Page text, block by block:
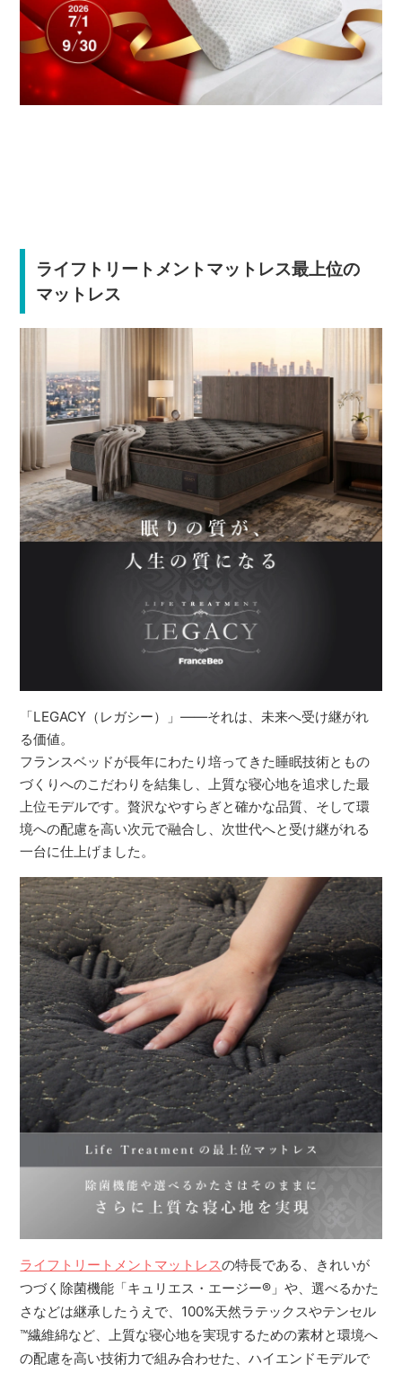
ライフトリートメントマットレス最上位の
マットレス
「LEGACY（レガシー）」――それは、未来へ受け継がれ
る価値。
フランスベッドが長年にわたり培ってきた睡眠技術ともの
づくりへのこだわりを結集し、上質な寝心地を追求した最
上位モデルです。贅沢なやすらぎと確かな品質、そして環
境への配慮を高い次元で融合し、次世代へと受け継がれる
一台に仕上げました。
ライフトリートメントマットレスの特長である、きれいが
つづく除菌機能「キュリエス・エージー® 」や、選べるかた
さなどは継承したうえで、100%天然ラテックスやテンセル
™繊維綿など、上質な寝心地を実現するための素材と環境へ
の配慮を高い技術力で組み合わせた、ハイエンドモデルで